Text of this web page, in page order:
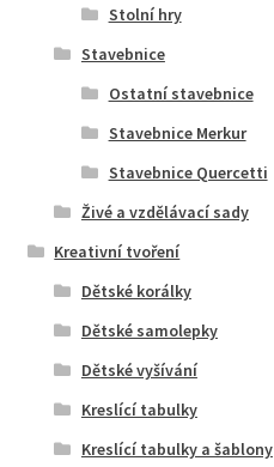
Stolní hry
Stavebnice
Ostatní stavebnice
Stavebnice Merkur
Stavebnice Quercetti
Živé a vzdělávací sady
Kreativní tvoření
Dětské korálky
Dětské samolepky
Dětské vyšívání
Kreslící tabulky
Kreslící tabulky a šablony